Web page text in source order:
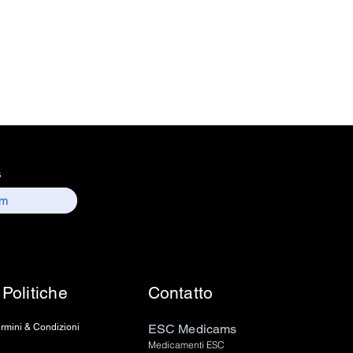
Politiche
& Condizioni
Contatto
ESC Medicams
Medicamenti ESC